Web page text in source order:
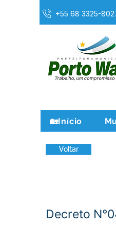
+55 68 3325-
🏡Início
Voltar
Decreto